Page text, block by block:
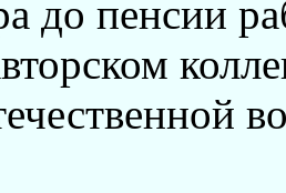
до пенсии